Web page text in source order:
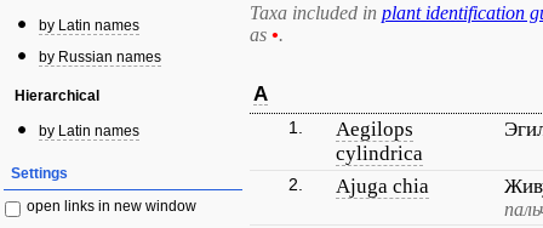
by Latin names
by Russian names
Hierarchical
by Latin names
Settings
open links in new window
Taxa included in plant identification
as •.
A
1.
Aegilops
cylindrica
2. Ajuga chia